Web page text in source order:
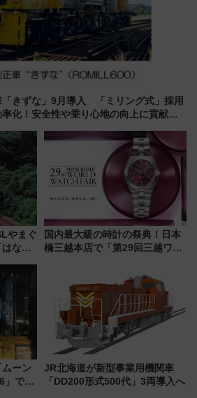
「きずな」9月導入 「ミリング式」採用
化！安全性や乗り心地の向上に貢献す
やまぐ
なあ
の取
国内最大級の時計の祭典！日本
橋三越本店で「第29回三越ワー
【2026年8月5日～25日】
ーン
」でイ
JR北海道が新型事業用機関車
「DD200形式500代」3両導入へ